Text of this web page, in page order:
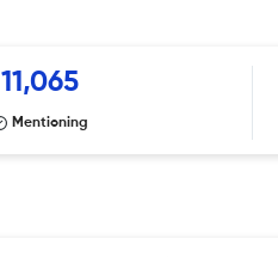
11,065
Mentioning